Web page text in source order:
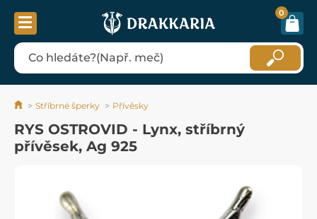
0
Stříbrné šperky Přívěsky
RYS OSTROVID - Lynx, stříbrný
přívěsek, Ag 925